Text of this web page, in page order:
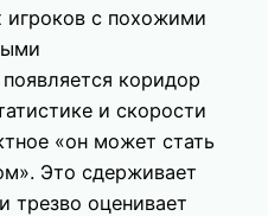
игроков с похожими
коридор
и скорости
«он может стать
Это сдерживает
трезво оценивает